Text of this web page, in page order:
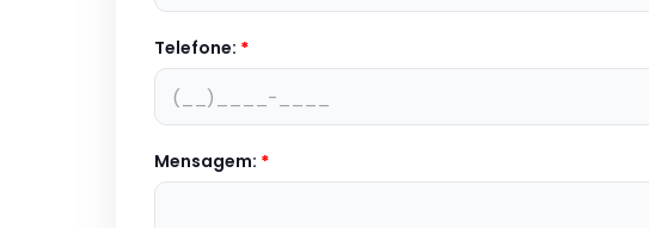
Telefone: *
Mensagem: *